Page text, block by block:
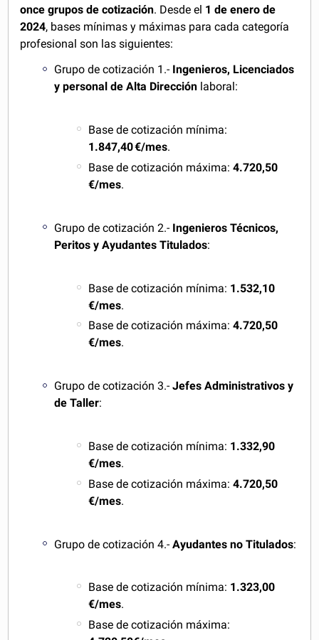
once grupos de cotización. Desde el 1 de enero de
2024, bases mínimas y máximas para cada categoría
profesional son las siguientes:
Grupo de cotización 1.- Ingenieros, Licenciados
y personal de Alta Dirección laboral:
Base de cotización mínima:
1.847,40 €/mes.
Base de cotización máxima:4.720,50
€/mes.
Grupo de cotización 2.- Ingenieros Técnicos,
Peritos y Ayudantes Titulados:
Base de cotización mínima: 1.532,10
€/mes.
Base de cotización máxima:4.720,50
€/mes.
Grupo de cotización 3.-Jefes Administrativos y
de Taller:
Base de cotización mínima: 1.332,90
€/mes.
Base de cotización máxima:4.720,50
€/mes.
Grupo de cotización 4.-Ayudantes no Titulados:
Base de cotización mínima: 1.323,00
€/mes.
Base de cotización máxima: